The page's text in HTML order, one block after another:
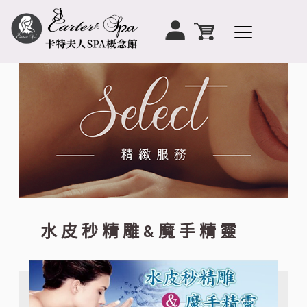
水皮秒精雕&魔手精靈